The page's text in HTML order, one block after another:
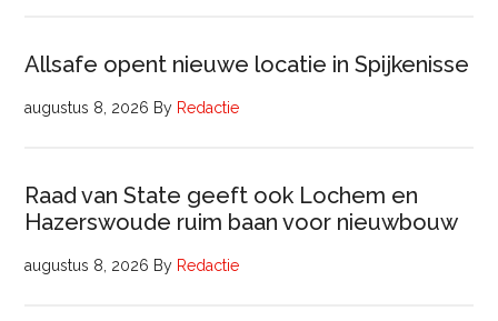
Allsafe opent nieuwe locatie in Spijkenisse
augustus 8, 2026 By Redactie
Raad van State geeft ook Lochem en
Hazerswoude ruim baan voor nieuwbouw
augustus 8, 2026 By Redactie